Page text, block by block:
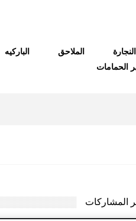
النجارة الملاحق
الباركيه
الحمامات
المشاركات